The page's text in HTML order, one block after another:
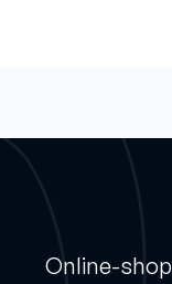
Online-shop